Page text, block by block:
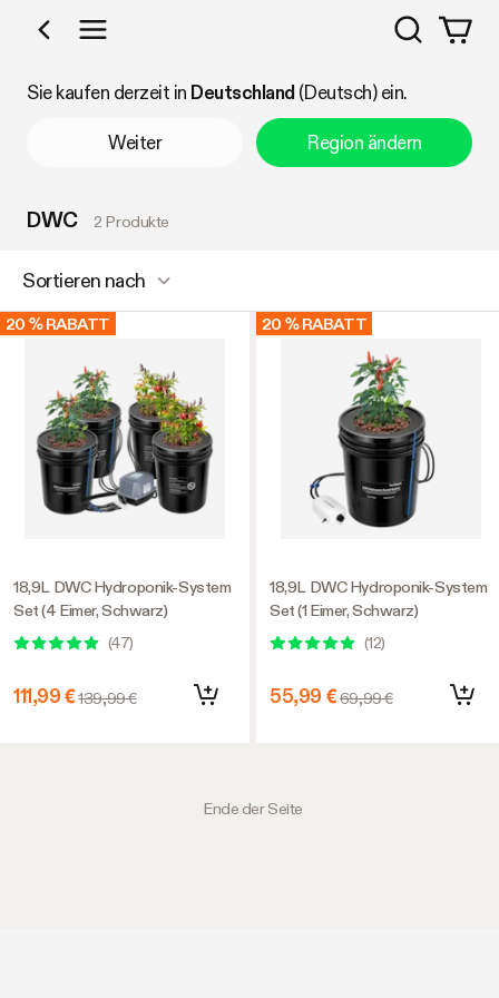
Nach Kategorie einkaufen
Suchen
Sie kaufen derzeit in Deutschland (Deutsch) ein.
Weiter Region ändern
DWC 2 Produkte
Sortieren nach
20 % RABATT
18,9L DWC Hydroponik-System
Set (4 Eimer, Schwarz)
(47)
111,99 € 139,99 €
20 % RABATT
18,9L DWC Hydroponik-System
Set (1 Eimer, Schwarz)
(12)
55,99 € 69,99 €
Ende der Seite